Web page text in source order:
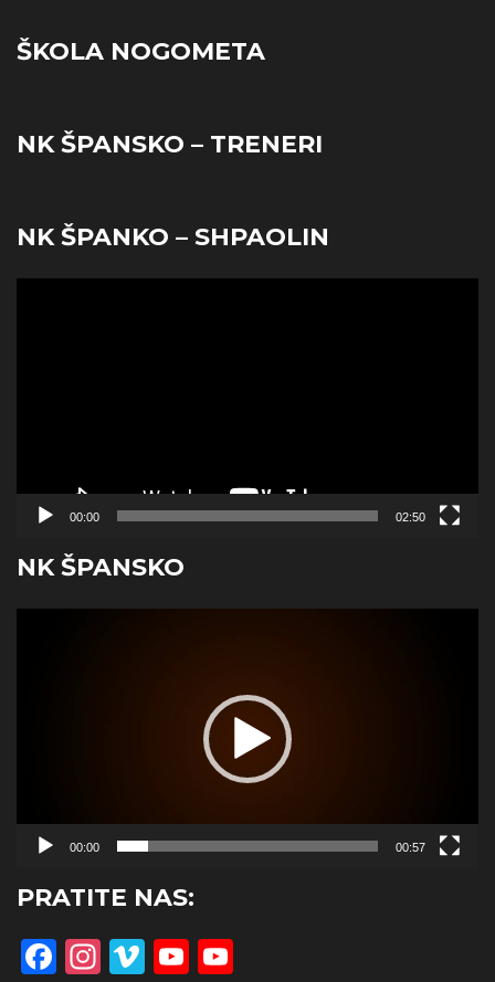
ŠKOLA NOGOMETA
NK ŠPANSKO – TRENERI
NK ŠPANKO – SHPAOLIN
00:00 02:50
NK ŠPANSKO
00:00 00:57
PRATITE NAS:
Facebook
Instagram
VimeoYouTube